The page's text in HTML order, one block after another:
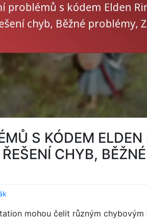
S KÓDEM ELDEN
CHYB,
mohou čelit různým